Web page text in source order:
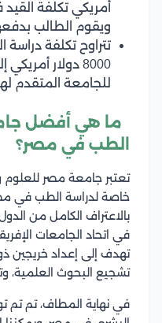
أمريكي تكلفة
ويقوم الطالب
تتراوح تكلفة
للجامعة المتقدم
ما هي أفضل
الطب في مصر؟
تعتبر جامعة مصر
خاصة لدراسة الطب في
بالاعتراف الكامل من
في اتحاد الجامعات
تهدف إلى إعداد خريجين
تشجيع البحوث العلمية،
في نهاية المطاف، تم